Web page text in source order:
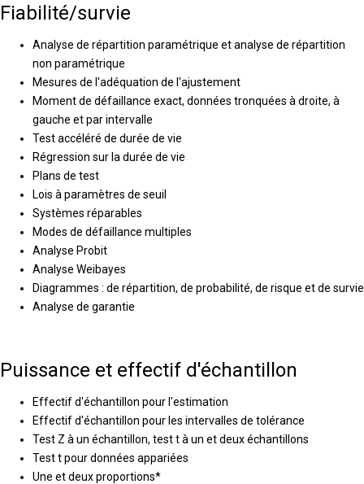
Fiabilité/survie
Analyse de répartition paramétrique et analyse de répartition
non paramétrique
Mesures de l'adéquation de l'ajustement
Moment de défaillance exact, données tronquées à droite, à
gauche et par intervalle
Test accéléré de durée de vie
Régression sur la durée de vie
Plans de test
Lois à paramètres de seuil
Systèmes réparables
Modes de défaillance multiples
Analyse Probit
Analyse Weibayes
Diagrammes : de répartition, de probabilité, de risque et de survie
Analyse de garantie
Puissance et effectif d'échantillon
Effectif d'échantillon pour l'estimation
Effectif d'échantillon pour les intervalles de tolérance
Test Z à un échantillon, test t à un et deux échantillons
Test t pour données appariées
Une et deux proportions*